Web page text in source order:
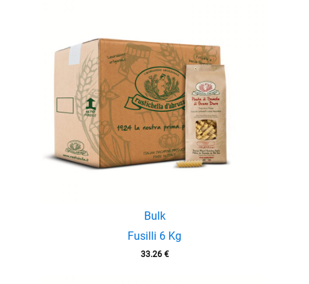
Bulk
Fusilli 6 Kg
33.26 €